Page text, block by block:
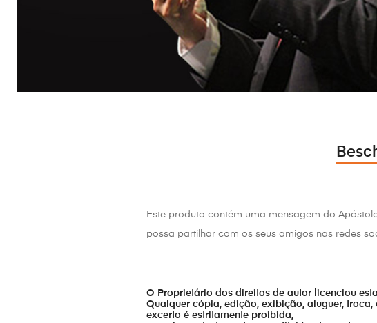
Este produto contém uma mensagem do
possa partilhar com os seus amigos nas redes
O Proprietário dos direitos de autor licenciou
Qualquer cópia, edição, exibição, aluguer,
excerto é estritamente proibida,